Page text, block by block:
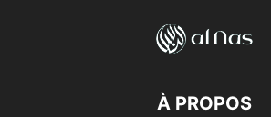
À PROPOS